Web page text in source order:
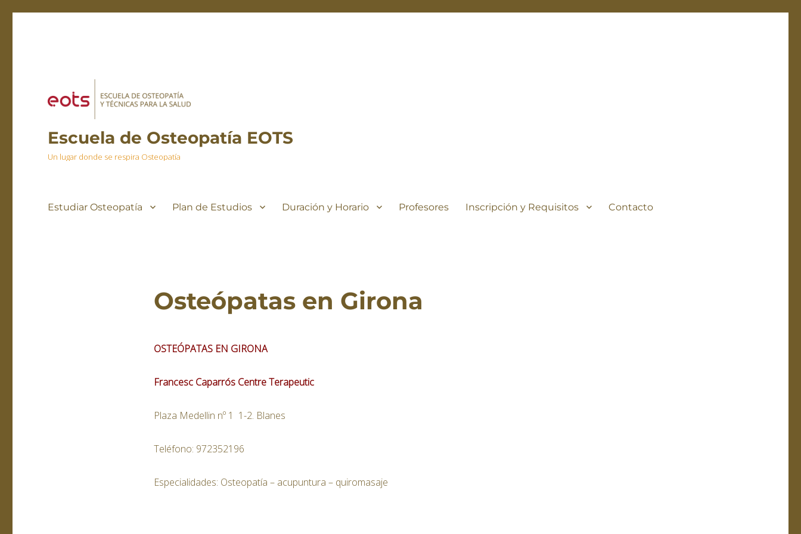
Escuela de Osteopatía EOTS
Un lugar donde se respira Osteopatía
Estudiar Osteopatía Plan de Estudios Duración y Horario Profesores Inscripción y Requisitos Contacto
Osteópatas en Girona
OSTEÓPATAS EN GIRONA
Francesc Caparrós Centre Terapeutic
Plaza Medellin nº 1 1-2. Blanes
Teléfono: 972352196
Especialidades: Osteopatía – acupuntura – quiromasaje